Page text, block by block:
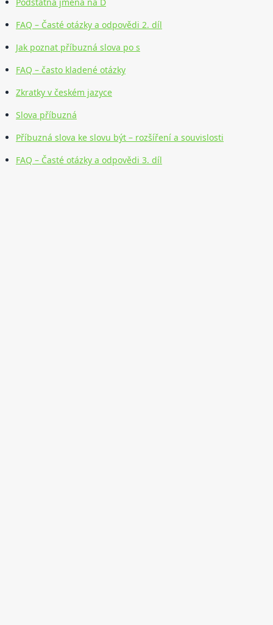
Podstatná jména na D
FAQ – Časté otázky a odpovědi 2. díl
Jak poznat příbuzná slova po s
FAQ – často kladené otázky
Zkratky v českém jazyce
Slova příbuzná
Příbuzná slova ke slovu být – rozšíření a souvislosti
FAQ – Časté otázky a odpovědi 3. díl